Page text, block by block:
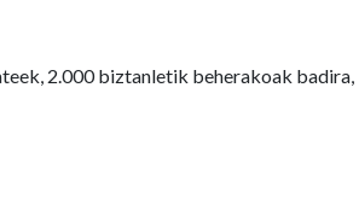
2.000 biztanletik beherakoak badira,